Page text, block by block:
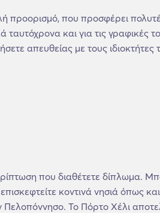
προορισμό, που προσφέρει
και για τις γραφικές
απευθείας με τους
που διαθέτετε δίπλωμα.
κοντινά νησιά όπως και
Το Πόρτο Χέλι